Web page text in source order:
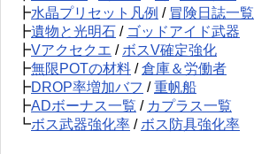
┣水晶プリセット凡例 / 冒険日誌一覧
┣遺物と光明石 / ゴッドアイド武器
┣Vアクセクエ / ボスV確定強化
┣無限POTの材料 / 倉庫＆労働者
┣DROP率増加バフ / 重帆船
┣ADボーナス一覧 / カプラス一覧
┗ボス武器強化率 / ボス防具強化率